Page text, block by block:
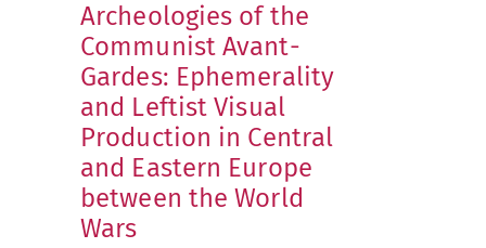
Archeologies of the
Communist Avant-
Gardes: Ephemerality
and Leftist Visual
Production in Central
and Eastern Europe
between the World
Wars